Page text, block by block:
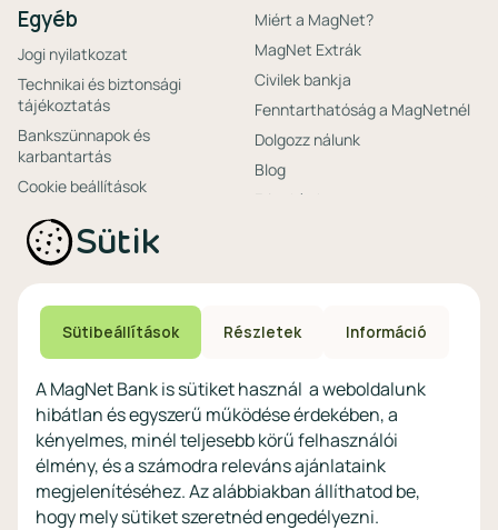
Egyéb
Jogi nyilatkozat
Technikai és biztonsági
tájékoztatás
Bankszünnapok és
karbantartás
Cookie beállítások
Miért a MagNet?
MagNet Extrák
Civilek bankja
Fenntarthatóság a MagNetnél
Dolgozz nálunk
Blog
Friss hírek
Ajánlataink non-
profitoknak
számlacsomagok
Megtakarítások non-
profitoknak
Digitális szolgáltatások non-
profitoknak
eszközökön
Vértezze fel magát a
kibercsalásokkal
szemben!
Látogasson el a KiberPajzs
honlapra!
Sütik
Sütibeállítások Részletek Információ
A MagNet Bank is sütiket használ a weboldalunk
hibátlan és egyszerű működése érdekében, a
kényelmes, minél teljesebb körű felhasználói
élmény, és a számodra releváns ajánlataink
megjelenítéséhez. Az alábbiakban állíthatod be,
hogy mely sütiket szeretnéd engedélyezni.